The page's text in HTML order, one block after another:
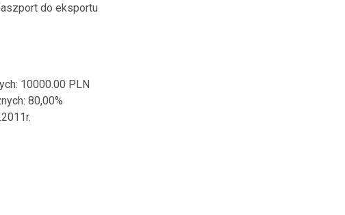
do eksportu
10000.00 PLN
80,00%